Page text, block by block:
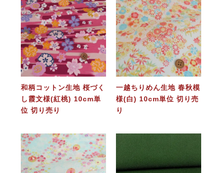
和柄コットン生地 桜づく
し霞文様(紅桃) 10cm単
位 切り売り
一越ちりめん生地 春秋模
様(白) 10cm単位 切り売
り